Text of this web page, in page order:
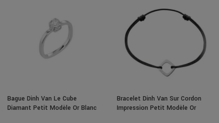
Bague Dinh Van Le Cube
Diamant Petit Modèle Or Blanc
Bracelet Dinh Van Sur Cordon
Impression Petit Modèle Or